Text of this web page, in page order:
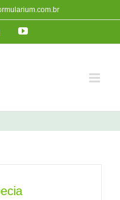
LinkedInYouTube